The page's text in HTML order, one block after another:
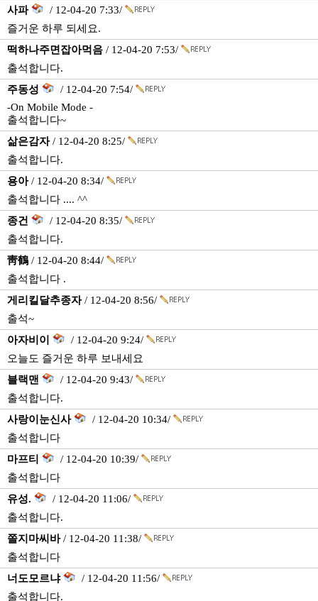
사파
/ 12-04-20 7:33/
즐거운 하루 되세요.
떡하나주면잡아먹음 / 12-04-20 7:53/
출석합니다.
주동성
/ 12-04-20 7:54/
-On Mobile Mode -
출석합니다~
삶은감자/ 12-04-20 8:25/
출석합니다.
용아/ 12-04-20 8:34/
출석합니다 .... ^^
종건
/ 12-04-20 8:35/
출석합니다.
靑鶴 / 12-04-20 8:44/
출석합니다 .
게리킬달추종자/ 12-04-20 8:56/
출석~
아자비이
/ 12-04-20 9:24/
오늘도 즐거운 하루 보내세요
블랙맨
/ 12-04-20 9:43/
출석합니다.
사랑이눈신사
/ 12-04-20 10:34/
출석합니다
마프티
/ 12-04-20 10:39/
출석합니다
유성.
/ 12-04-20 11:06/
출석합니다.
쫄지마씨바/ 12-04-20 11:38/
출석합니다
너도모르냐
/ 12-04-20 11:56/
출석합니다.